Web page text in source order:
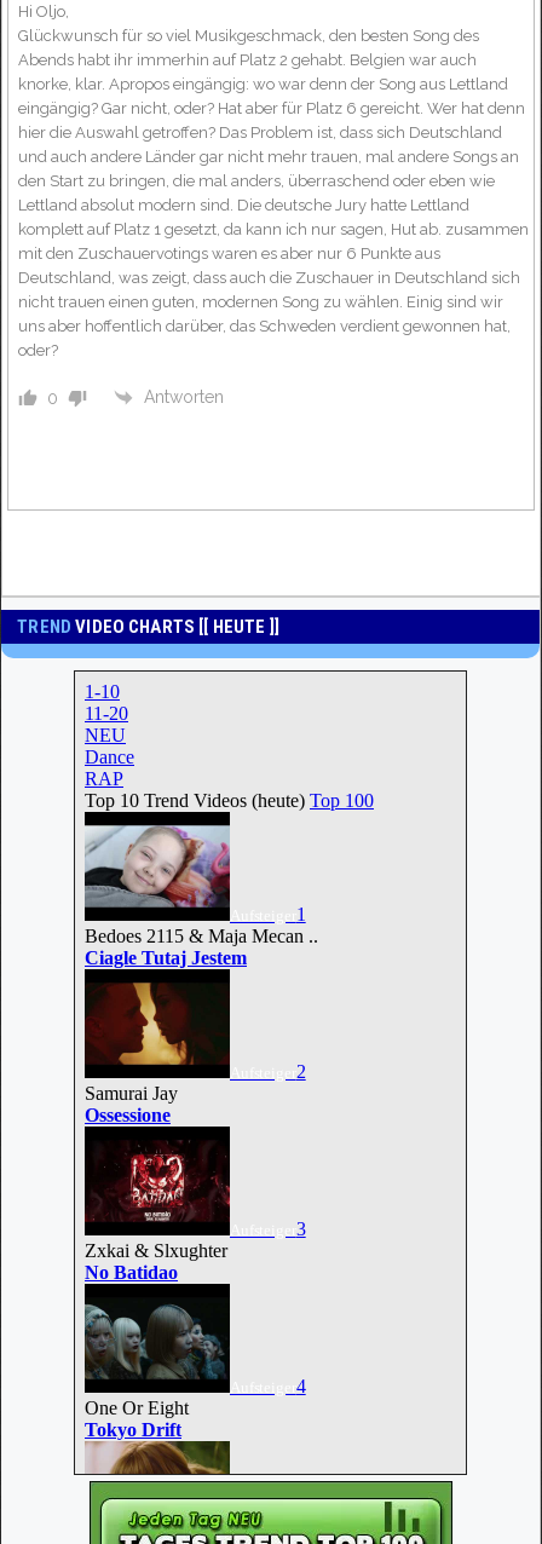
Hi Oljo,
Glückwunsch für so viel Musikgeschmack, den besten Song des
Abends habt ihr immerhin auf Platz 2 gehabt. Belgien war auch
knorke, klar. Apropos eingängig: wo war denn der Song aus Lettland
eingängig? Gar nicht, oder? Hat aber für Platz 6 gereicht. Wer hat denn
hier die Auswahl getroffen? Das Problem ist, dass sich Deutschland
und auch andere Länder gar nicht mehr trauen, mal andere Songs an
den Start zu bringen, die mal anders, überraschend oder eben wie
Lettland absolut modern sind. Die deutsche Jury hatte Lettland
komplett auf Platz 1 gesetzt, da kann ich nur sagen, Hut ab. zusammen
mit den Zuschauervotings waren es aber nur 6 Punkte aus
Deutschland, was zeigt, dass auch die Zuschauer in Deutschland sich
nicht trauen einen guten, modernen Song zu wählen. Einig sind wir
uns aber hoffentlich darüber, das Schweden verdient gewonnen hat,
oder?
0 Antworten
TRENDVIDEO CHARTS [[ HEUTE ]]